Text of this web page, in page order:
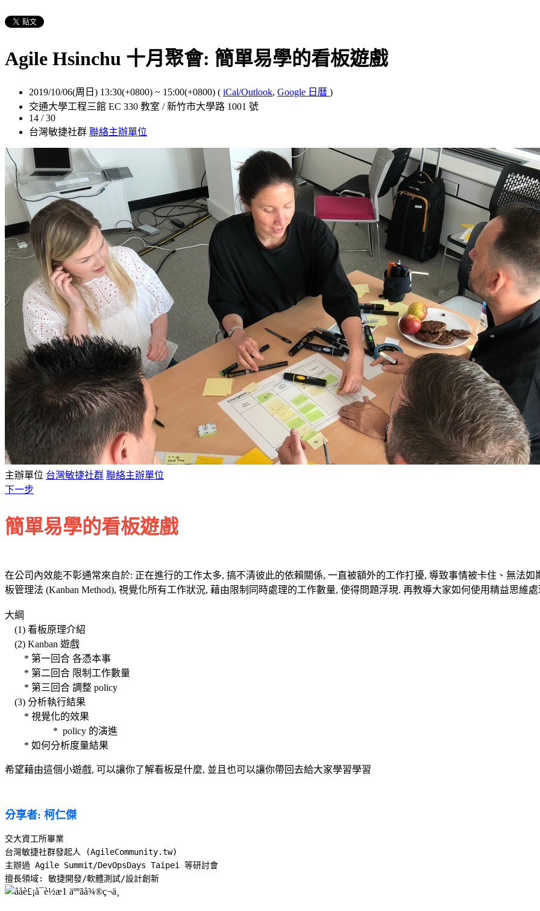
Agile Hsinchu 十月聚會: 簡單易學的看板遊戲
2019/10/06(周日) 13:30(+0800) ~ 15:00(+0800) ( iCal/Outlook, Google 日曆 )
交通大學工程三館 EC 330 教室 / 新竹市大學路 1001 號
14 / 30
台灣敏捷社群 聯絡主辦單位
主辦單位 台灣敏捷社群 聯絡主辦單位
下一步
簡單易學的看板遊戲
在公司內效能不彰通常來自於: 正在進行的工作太多, 搞不清彼此的依賴關係, 一直被額外的工作打擾, 導致事情被卡住、無法
板管理法 (Kanban Method), 視覺化所有工作狀況, 藉由限制同時處理的工作數量, 使得問題浮現. 再教導大家如何使用精益思維
大綱
(1) 看板原理介紹
(2) Kanban 遊戲
* 第一回合 各憑本事
* 第二回合 限制工作數量
* 第三回合 調整 policy
(3) 分析執行結果
* 視覺化的效果
* policy 的演進
* 如何分析度量結果
希望藉由這個小遊戲, 可以讓你了解看板是什麼, 並且也可以讓你帶回去給大家學習學習
分享者: 柯仁傑
交大資工所畢業
台灣敏捷社群發起人 (AgileCommunity.tw)
主辦過 Agile Summit/DevOpsDays Taipei 等研討會
擅長領域: 敏捷開發/軟體測試/設計創新